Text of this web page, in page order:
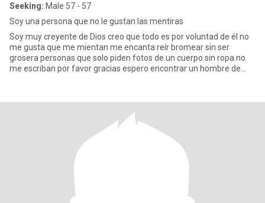
Seeking: Male 57 - 57
Soy una persona que no le gustan las mentiras
Soy muy creyente de Dios creo que todo es por voluntad de él no
me gusta que me mientan me encanta reír bromear sin ser
grosera personas que solo piden fotos de un cuerpo sin ropa no
me escriban por favor gracias espero encontrar un hombre de